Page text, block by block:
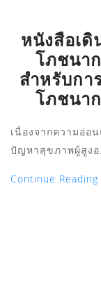
หนังสือเดิ
โภชนา
สำหรับกา
โภชนา
เนื่องจากความอ่อ
ปัญหาสุขภาพผู้สูงอ
Continue Reading